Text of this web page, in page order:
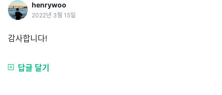
henrywoo
2022년 3월 15일
감사합니다!
답글 달기